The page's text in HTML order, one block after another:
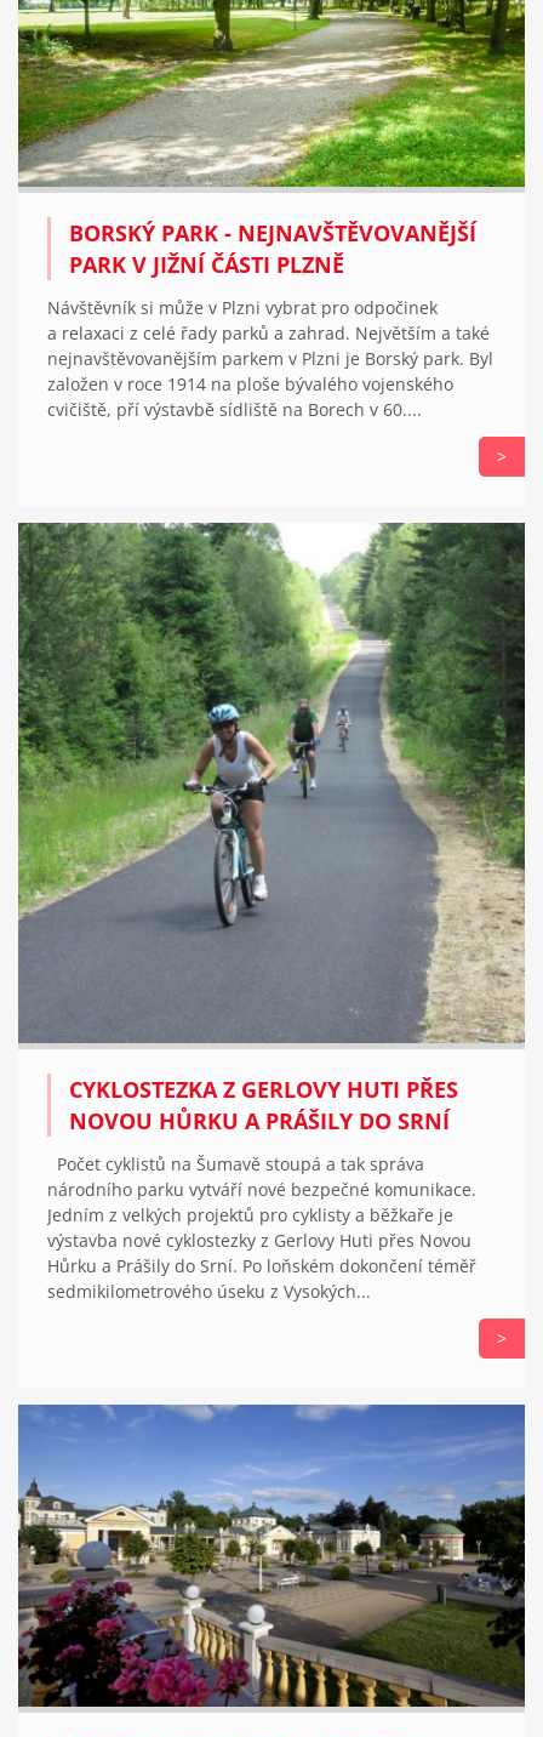
BORSKÝ PARK - NEJNAVŠTĚVOVANĚJŠÍ
PARK V JIŽNÍ ČÁSTI PLZNĚ
Návštěvník si může v Plzni vybrat pro odpočinek
a relaxaci z celé řady parků a zahrad. Největším a také
nejnavštěvovanějším parkem v Plzni je Borský park. Byl
založen v roce 1914 na ploše bývalého vojenského
cvičiště, pří výstavbě sídliště na Borech v 60....
>
CYKLOSTEZKA Z GERLOVY HUTI PŘES
NOVOU HŮRKU A PRÁŠILY DO SRNÍ
Počet cyklistů na Šumavě stoupá a tak správa
národního parku vytváří nové bezpečné komunikace.
Jedním z velkých projektů pro cyklisty a běžkaře je
výstavba nové cyklostezky z Gerlovy Huti přes Novou
Hůrku a Prášily do Srní. Po loňském dokončení téměř
sedmikilometrového úseku z Vysokých...
>